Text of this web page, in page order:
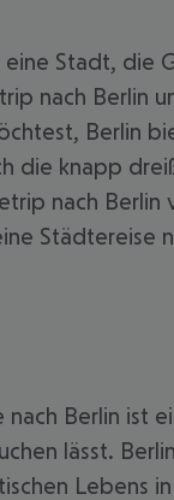
eine Stadt,
nach Berlin
Berlin
die knapp
nach
Städtereise
Berlin ist
lässt.
Lebens